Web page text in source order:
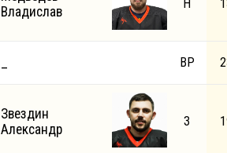
Владислав
Н
_ ВР
Звездин
Александр
З